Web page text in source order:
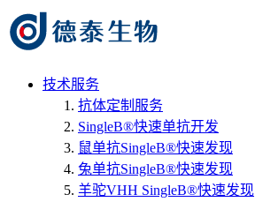
技术服务
抗体定制服务
SingleB®快速单抗开发
鼠单抗SingleB®快速发现
兔单抗SingleB®快速发现
羊驼VHH SingleB®快速发现